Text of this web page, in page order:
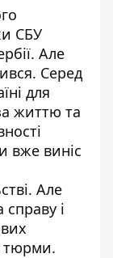
СБУ
Але
Серед
для
життю та
вже виніс
Але
і
тюрми.